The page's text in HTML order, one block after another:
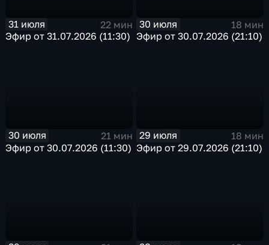
31 июля
22 мин
Эфир от 31.07.2026 (11:30)
30 июля
18 мин
Эфир от 30.07.2026 (21:10)
30 июля
21 мин
Эфир от 30.07.2026 (11:30)
29 июля
18 мин
Эфир от 29.07.2026 (21:10)